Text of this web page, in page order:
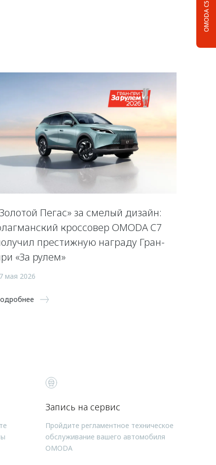
OMODA C5
Пегас» за смелый дизайн:
кроссовер OMODA C7
престижную награду Гран-
«За рулем»
мая 2026
Запись на сервис
Пройдите регламентное техническое
обслуживание вашего автомобиля
OMODA